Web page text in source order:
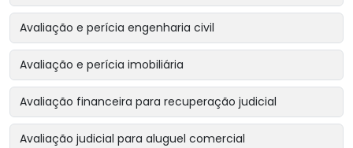
Avaliação e perícia engenharia civil
Avaliação e perícia imobiliária
Avaliação financeira para recuperação judicial
Avaliação judicial para aluguel comercial